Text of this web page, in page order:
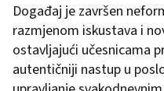
Događaj je završen
razmjenom iskustava i
ostavljajući učesnicama
autentičniji nastup u